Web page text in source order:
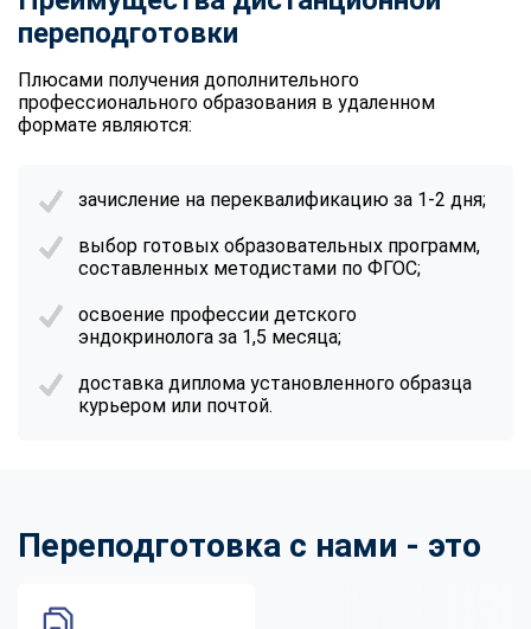
переподготовки
Плюсами получения дополнительного
профессионального образования в удаленном
формате являются:
зачисление на переквалификацию за 1-2 дня;
выбор готовых образовательных программ,
составленных методистами по ФГОС;
освоение профессии детского
эндокринолога за 1,5 месяца;
доставка диплома установленного образца
курьером или почтой.
Переподготовка с нами - это